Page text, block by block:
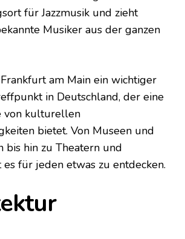
für Jazzmusik und zieht
Musiker aus der ganzen
am Main ein wichtiger
in Deutschland, der eine
von kulturellen
bietet. Von Museen und
bis hin zu Theatern und
es für jeden etwas zu entdecken.